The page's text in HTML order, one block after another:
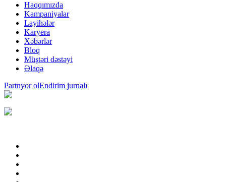
Haqqımızda
Kampaniyalar
Layihələr
Karyera
Xəbərlər
Bloq
Müştəri dəstəyi
Əlaqə
Partnyor olEndirim jurnalı